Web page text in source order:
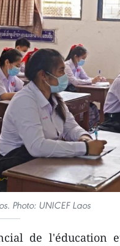
Photo: UNICEF Laos
de l'éducation